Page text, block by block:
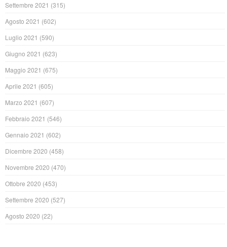
Settembre 2021 (315)
Agosto 2021 (602)
Luglio 2021 (590)
Giugno 2021 (623)
Maggio 2021 (675)
Aprile 2021 (605)
Marzo 2021 (607)
Febbraio 2021 (546)
Gennaio 2021 (602)
Dicembre 2020 (458)
Novembre 2020 (470)
Ottobre 2020 (453)
Settembre 2020 (527)
Agosto 2020 (22)